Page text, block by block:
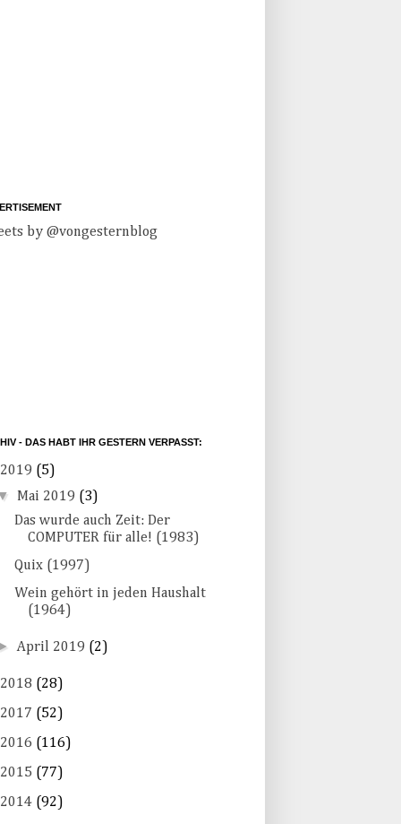
by @vongesternblog
- DAS HABT IHR GESTERN VERPASST:
2019 (5)
Mai 2019 (3)
Das wurde auch Zeit: Der
COMPUTER für alle! (1983)
Quix (1997)
Wein gehört in jeden Haushalt
(1964)
April 2019 (2)
2018 (28)
2017 (52)
2016 (116)
2015 (77)
2014 (92)